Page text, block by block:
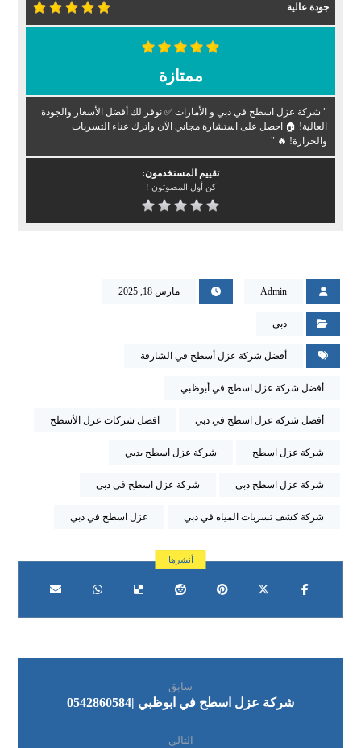
جودة عالية
ممتازة
" شركة عزل اسطح في دبي و الأمارات ✅ نوفر لك أفضل الأسعار والجودة
العالية! 🏠 احصل على استشارة مجاني الآن واترك عناء التسربات
والحرارة! 🔥 "
تقييم المستخدمون:
كن أول المصوتون !
Admin مارس 18, 2025
دبي
أفضل شركة عزل أسطح في الشارقة
أفضل شركة عزل اسطح في أبوظبي
أفضل شركة عزل اسطح في دبي افضل شركات عزل الأسطح
شركة عزل اسطح شركة عزل اسطح بدبي
شركة عزل اسطح دبي شركة عزل اسطح في دبي
شركة كشف تسربات المياه في دبي عزل اسطح في دبي
سابق
شركة عزل اسطح في ابوظبي |0542860584
التالي